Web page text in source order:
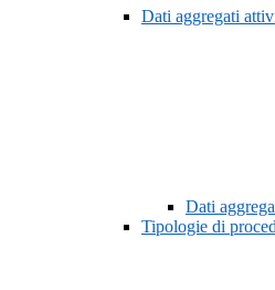
Dati aggregati
Dati
Tipologie di